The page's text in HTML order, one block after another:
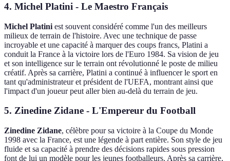
4. Michel Platini - Le Maestro Français
Michel Platini est souvent considéré comme l'un des meilleurs
milieux de terrain de l'histoire. Avec une technique de passe
incroyable et une capacité à marquer des coups francs, Platini a
conduit la France à la victoire lors de l'Euro 1984. Sa vision de jeu
et son intelligence sur le terrain ont révolutionné le poste de milieu
créatif. Après sa carrière, Platini a continué à influencer le sport en
tant qu'administrateur et président de l'UEFA, montrant ainsi que
l'impact d'un joueur peut aller bien au-delà du terrain de jeu.
5. Zinedine Zidane - L'Empereur du Football
Zinedine Zidane, célèbre pour sa victoire à la Coupe du Monde
1998 avec la France, est une légende à part entière. Son style de jeu
fluide et sa capacité à prendre des décisions rapides sous pression
font de lui un modèle pour les jeunes footballeurs. Après sa carrière,